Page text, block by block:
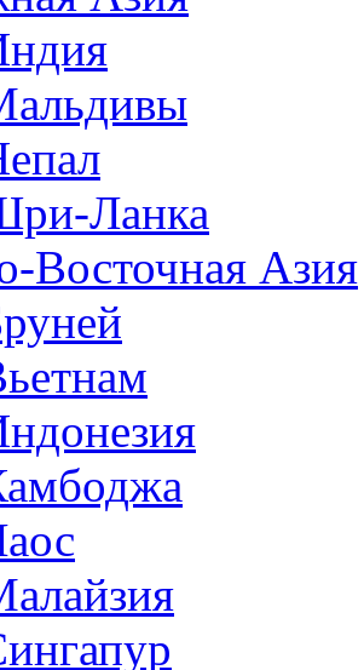
Ланка
Восточная Азия